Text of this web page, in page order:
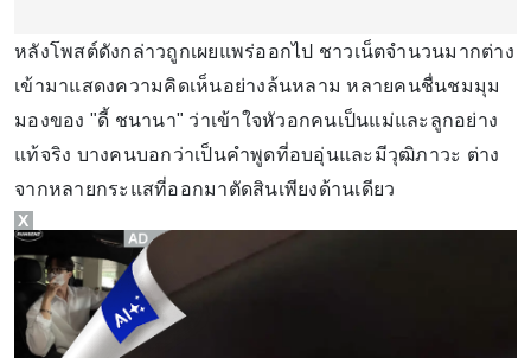
หลังโพสต์ดังกล่าวถูกเผยแพร่ออกไป ชาวเน็ตจำนวนมากต่าง
เข้ามาแสดงความคิดเห็นอย่างล้นหลาม หลายคนชื่นชมมุม
มองของ "ดี้ ชนานา" ว่าเข้าใจหัวอกคนเป็นแม่และลูกอย่าง
แท้จริง บางคนบอกว่าเป็นคำพูดที่อบอุ่นและมีวุฒิภาวะ ต่าง
จากหลายกระแสที่ออกมาตัดสินเพียงด้านเดียว
X